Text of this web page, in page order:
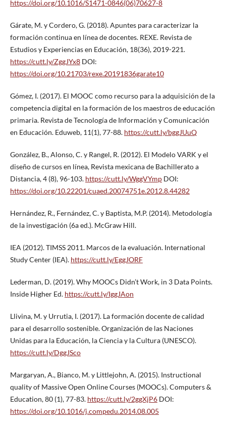
https://doi.org/10.1016/S1471-0846(06)70627-8
Gárate, M. y Cordero, G. (2018). Apuntes para caracterizar la
formación continua en línea de docentes. REXE. Revista de
Estudios y Experiencias en Educación, 18(36), 2019-221.
https://cutt.ly/ZggJYx8DOI:
https://doi.org/10.21703/rexe.20191836garate10
Gómez, I. (2017). El MOOC como recurso para la adquisición de la
competencia digital en la formación de los maestros de educación
primaria. Revista de Tecnología de Información y Comunicación
en Educación. Eduweb, 11(1), 77-88. https://cutt.ly/bggJUuQ
González, B., Alonso, C. y Rangel, R. (2012). El Modelo VARK y el
diseño de cursos en línea, Revista mexicana de Bachillerato a
Distancia, 4 (8), 96-103. https://cutt.ly/WggVYmpDOI:
https://doi.org/10.22201/cuaed.20074751e.2012.8.44282
Hernández, R., Fernández, C. y Baptista, M.P. (2014). Metodología
de la investigación (6a ed.). McGraw Hill.
IEA (2012). TIMSS 2011. Marcos de la evaluación. International
Study Center (IEA). https://cutt.ly/EggJORF
Lederman, D. (2019). Why MOOCs Didn’t Work, in 3 Data Points.
Inside Higher Ed. https://cutt.ly/IggJAon
Llivina, M. y Urrutia, I. (2017). La formación docente de calidad
para el desarrollo sostenible. Organización de las Naciones
Unidas para la Educación, la Ciencia y la Cultura (UNESCO).
https://cutt.ly/DggJSco
Margaryan, A., Bianco, M. y Littlejohn, A. (2015). Instructional
quality of Massive Open Online Courses (MOOCs). Computers &
Education, 80 (1), 77-83. https://cutt.ly/2ggXjP6DOI:
https://doi.org/10.1016/j.compedu.2014.08.005